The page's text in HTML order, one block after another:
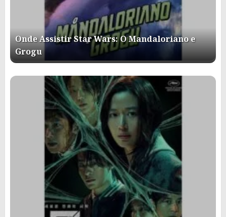
Onde Assistir Star Wars: O Mandaloriano e
Grogu